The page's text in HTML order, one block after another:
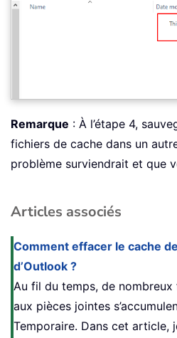
Remarque : À l’étape 4,
fichiers de cache dans un
problème surviendrait et que
Articles associés
Comment effacer le cache
d’Outlook ?
Au fil du temps, de
aux pièces jointes
Temporaire. Dans cet article,